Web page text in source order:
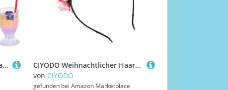
CIYODO 10 Stück Maßstab Realistische Puppenhaus Miniaturen Mikrolandschaft Dekorationen Kunststoff Langlebige Miniatur Eiscreme Figuren für DIY Puppenhaus
CIYODO Weihnachtlicher Haarreif mit Rehgeweih und Blumen Elastisches Haarschmuck Accessoire für Fasching Karneval Cosplay und Festliche Anlässe Einheitsgröße für Mädchen
von CIYODO
gefunden bei Amazon Marketplace